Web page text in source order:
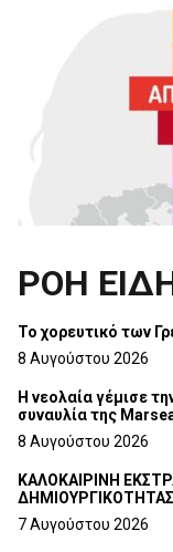
ΡΟΗ
Το χορευτικό των
8 Αυγούστου 2026
Η νεολαία γέμισε
συναυλία της
8 Αυγούστου 2026
ΚΑΛΟΚΑΙΡΙΝΗ
7 Αυγούστου 2026